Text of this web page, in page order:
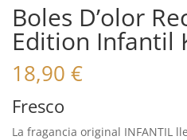
Boles D’olor
Edition Infantil
18,90 €
Fresco
La fragancia original INFANTIL